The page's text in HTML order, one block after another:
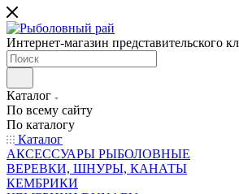
Интернет-магазин представительского
Каталог
По всему сайту
По каталогу
Каталог
АКСЕССУАРЫ РЫБОЛОВНЫЕ
ВЕРЕВКИ, ШНУРЫ, КАНАТЫ
КЕМБРИКИ